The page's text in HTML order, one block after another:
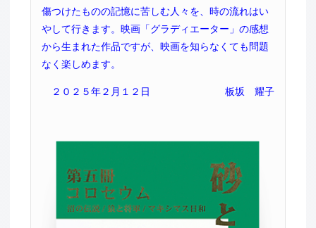
傷つけたものの記憶に苦しむ人々を、時の流れはい
やして行きます。映画「グラディエーター」の感想
から生まれた作品ですが、映画を知らなくても問題
なく楽しめます。
２０２５年２月１２日 板坂 耀子